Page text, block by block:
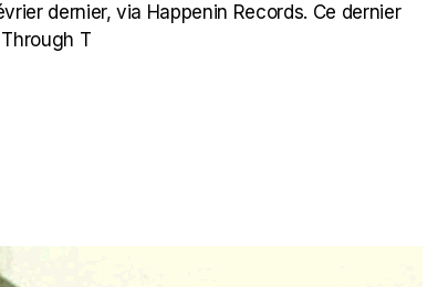
dernier, via Happenin Records. Ce dernier
T